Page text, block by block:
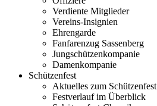
Verdiente Mitglieder
Vereins-Insignien
Ehrengarde
Fanfarenzug Sassenberg
Jungschützenkompanie
Damenkompanie
Schützenfest
Aktuelles zum Schützenfest
Festverlauf im Überblick